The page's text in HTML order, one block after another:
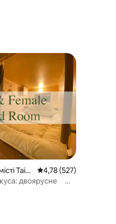
Taito
Середня оцінка: 4,78
4,78 (527)
двоярусне